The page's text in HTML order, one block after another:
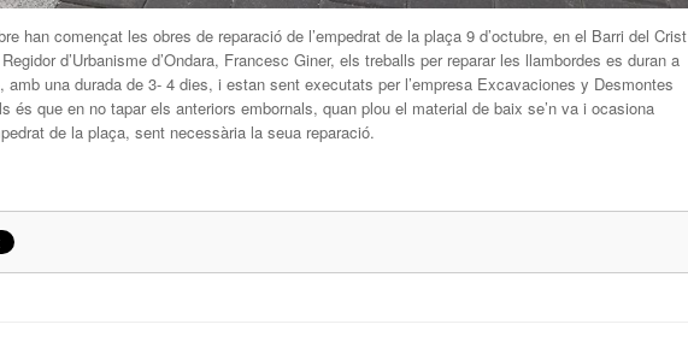
han començat les obres de reparació de l’empedrat de la plaça 9 d’octubre, en el Barri del Crist
d’Urbanisme d’Ondara, Francesc Giner, els treballs per reparar les llambordes es duran a
amb una durada de 3- 4 dies, i estan sent executats per l’empresa Excavaciones y Desmontes
és que en no tapar els anteriors embornals, quan plou el material de baix se’n va i ocasiona
de la plaça, sent necessària la seua reparació.